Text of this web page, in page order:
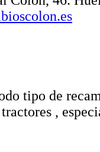
tipo de
,